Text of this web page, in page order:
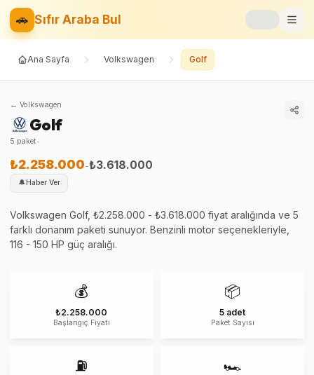
🚗 Sıfır Araba Bul
Markalar
📝Blog
⚡Elektrikli
⚖️Karşılaştır
Ana Sayfa Volkswagen Golf
← Volkswagen
Golf
5 paket•
₺2.258.000-₺3.618.000
🔔 Haber Ver
Volkswagen Golf, ₺2.258.000 - ₺3.618.000 fiyat aralığında ve 5
farklı donanım paketi sunuyor. Benzinli motor seçenekleriyle,
116 - 150 HP güç aralığı.
💰
₺2.258.000
Başlangıç Fiyatı
📦
5 adet
Paket Sayısı
⛽ 🏎️